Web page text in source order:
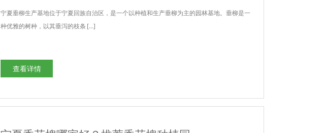
宁夏垂柳生产基地位于宁夏回族自治区，是一个以种植和生产垂柳为主的园林基地。垂柳是一
种优雅的树种，以其垂泻的枝条 […]
查看详情